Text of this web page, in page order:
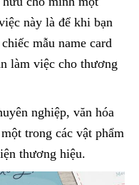
này là để khi bạn
mẫu name card
làm việc cho thương
nghiệp, văn hóa
trong các vật phẩm
thương hiệu.